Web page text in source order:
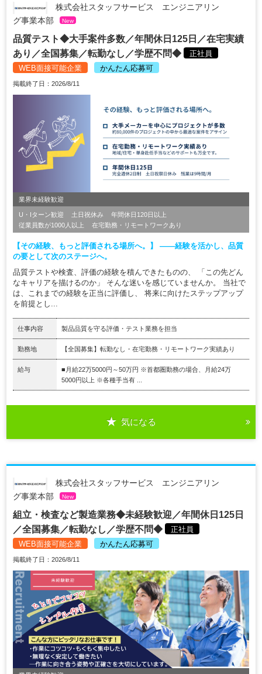
株式会社スタッフサービス エンジニアリン
グ事業本部
New
品質テスト◆大手案件多数／年間休日125日／在宅実績
あり／全国募集／転勤なし／学歴不問◆
正社員
WEB面接可能企業
かんたん応募可
掲載終了日：2026/8/11
業界未経験歓迎
U・Iターン歓迎 土日祝休み
年間休日120日以上
従業員数が1000人以上
在宅勤務・リモートワークあり
【その経験、もっと評価される場所へ。】 ――経験を活かし、品質
の要として次のステージへ。
品質テストや検査、評価の経験を積んできたものの、 「この先どん
なキャリアを描けるのか」 そんな迷いを感じていませんか。 当社で
は、これまでの経験を正当に評価し、 将来に向けたステップアップ
を前提とし...
仕事内容 製品品質を守る評価・テスト業務を担当
勤務地 【全国募集】転勤なし・在宅勤務・リモートワーク実績あり
給与
■月給22万5000円～50万円 ※首都圏勤務の場合、月給24万
5000円以上 ※各種手当有 ...
気になる
株式会社スタッフサービス エンジニアリン
グ事業本部
New
組立・検査など製造業務◆未経験歓迎／年間休日125日
／全国募集／転勤なし／学歴不問◆
正社員
WEB面接可能企業
かんたん応募可
掲載終了日：2026/8/11